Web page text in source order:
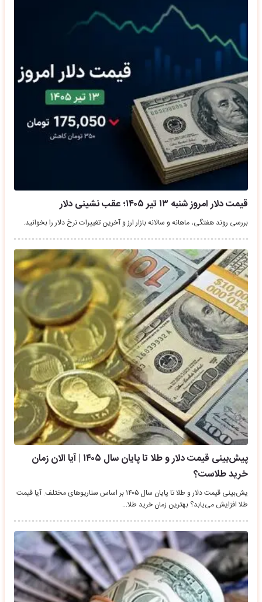
قیمت دلار امروز شنبه ۱۳ تیر ۱۴۰۵؛ عقب نشینی دلار
بررسی روند هفتگی، ماهانه و سالانه بازار ارز و آخرین تغییرات نرخ دلار را بخوانید.
پیش‌بینی قیمت دلار و طلا تا پایان سال ۱۴۰۵ | آیا الان زمان
خرید طلاست؟
یش‌بینی قیمت دلار و طلا تا پایان سال ۱۴۰۵ بر اساس سناریوهای مختلف. آیا قیمت
طلا افزایش می‌یابد؟ بهترین زمان خرید طلا…